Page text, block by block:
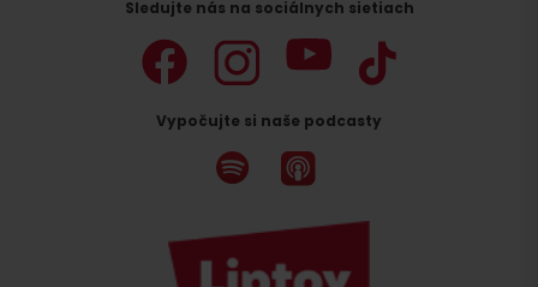
Sledujte nás na sociálnych sietiach
Vypočujte si naše podcasty